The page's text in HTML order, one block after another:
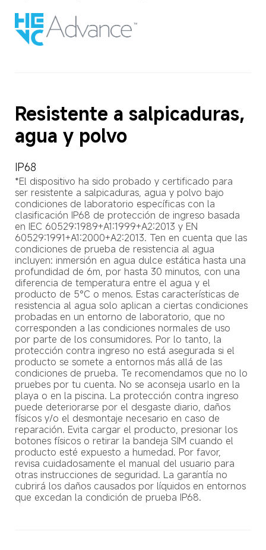
Resistente a salpicaduras,
agua y polvo
IP68
*El dispositivo ha sido probado y certificado para
ser resistente a salpicaduras, agua y polvo bajo
condiciones de laboratorio específicas con la
clasificación IP68 de protección de ingreso basada
en IEC 60529:1989+A1:1999+A2:2013 y EN
60529:1991+A1:2000+A2:2013. Ten en cuenta que las
condiciones de prueba de resistencia al agua
incluyen: inmersión en agua dulce estática hasta una
profundidad de 6m, por hasta 30 minutos, con una
diferencia de temperatura entre el agua y el
producto de 5°C o menos. Estas características de
resistencia al agua solo aplican a ciertas condiciones
probadas en un entorno de laboratorio, que no
corresponden a las condiciones normales de uso
por parte de los consumidores. Por lo tanto, la
protección contra ingreso no está asegurada si el
producto se somete a entornos más allá de las
condiciones de prueba. Te recomendamos que no lo
pruebes por tu cuenta. No se aconseja usarlo en la
playa o en la piscina. La protección contra ingreso
puede deteriorarse por el desgaste diario, daños
físicos y/o el desmontaje necesario en caso de
reparación. Evita cargar el producto, presionar los
botones físicos o retirar la bandeja SIM cuando el
producto esté expuesto a humedad. Por favor,
revisa cuidadosamente el manual del usuario para
otras instrucciones de seguridad. La garantía no
cubrirá los daños causados por líquidos en entornos
que excedan la condición de prueba IP68.